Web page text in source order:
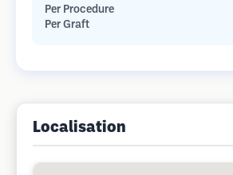
guérison plus rapide par rapport aux
en bandelette.
Per Procedure
Per Graft
Localisation